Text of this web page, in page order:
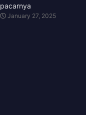
pacarnya
January 27, 2025